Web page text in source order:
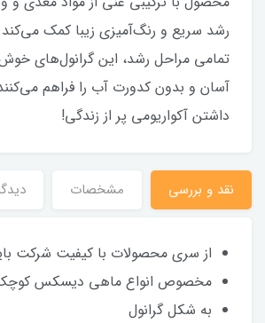
رشد سریع و رنگ‌آمیزی زیبا کمک
تمامی مراحل رشد، این گرانول‌های
آسان و بدون کدورت آب را فراهم
داشتن آکواریومی پر از زندگی!
نقد و بررسی مشخصات
از سری محصولات با کیفیت شرکت
مخصوص انواع ماهی دیسکس
به شکل گرانول